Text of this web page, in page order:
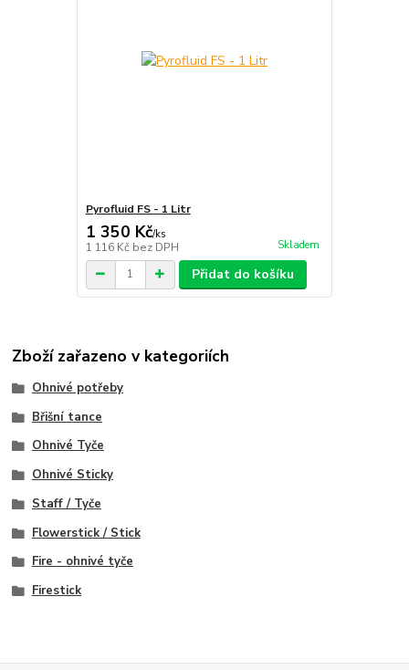
Pyrofluid FS - 1 Litr
1 350 Kč/ks
1 116 Kč bez DPH Skladem
Přidat do košíku
Zboží zařazeno v kategoriích
Ohnivé potřeby
Břišní tance
Ohnivé Tyče
Ohnivé Sticky
Staff / Tyče
Flowerstick / Stick
Fire - ohnivé tyče
Firestick